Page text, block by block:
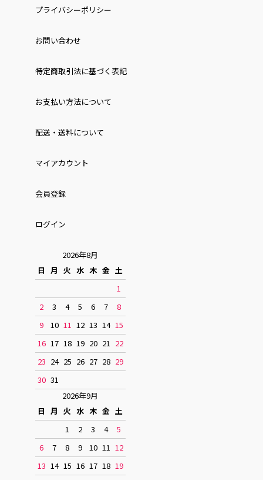
プライバシーポリシー
お問い合わせ
特定商取引法に基づく表記
お⽀払い⽅法について
配送・送料について
マイアカウント
会員登録
ログイン
2026年8月
日 月 火 水 木 金 土
1
2
3 4 5 6 7
8
9
10 11 12 13 14 15
16 17 18 19 20 21 22
23 24 25 26 27 28 29
30 31
2026年9月
日 月 火 水 木 金 土
1
2 3 4
5
6
7 8 9 10 11 12
13 14 15 16 17 18 19